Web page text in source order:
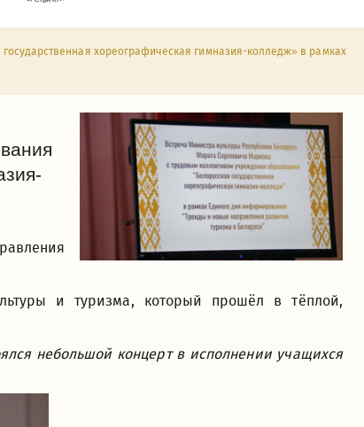
хореографическая гимназия-колледж» в рамках
и туризма, который прошёл в тёплой,
небольшой концерт в исполнении учащихся